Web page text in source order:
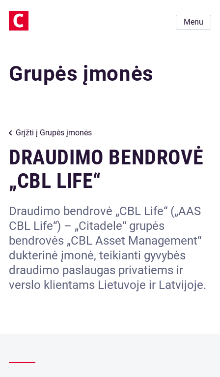
Menu
Grupės įmonės
Grįžti į Grupės įmonės
DRAUDIMO BENDROVĖ
„CBL LIFE“
Draudimo bendrovė „CBL Life“ („AAS
CBL Life“) – „Citadele“ grupės
bendrovės „CBL Asset Management“
dukterinė įmonė, teikianti gyvybės
draudimo paslaugas privatiems ir
verslo klientams Lietuvoje ir Latvijoje.